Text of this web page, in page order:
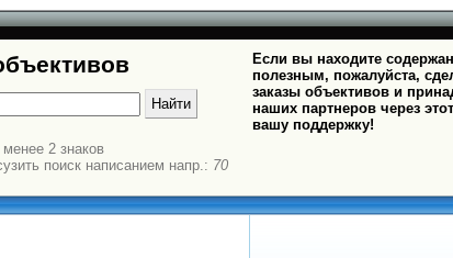
2 знаков
поиск написанием напр.: 70
Если вы находите
полезным, пожалуйста,
заказы объективов и
наших партнеров через
вашу поддержку!